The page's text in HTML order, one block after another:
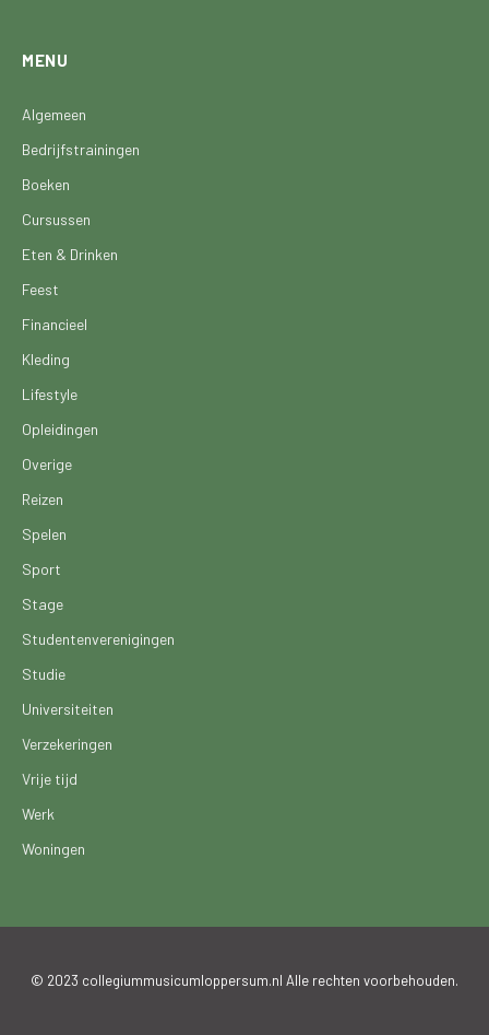
MENU
Algemeen
Bedrijfstrainingen
Boeken
Cursussen
Eten & Drinken
Feest
Financieel
Kleding
Lifestyle
Opleidingen
Overige
Reizen
Spelen
Sport
Stage
Studentenverenigingen
Studie
Universiteiten
Verzekeringen
Vrije tijd
Werk
Woningen
© 2023 collegiummusicumloppersum.nl Alle rechten voorbehouden.